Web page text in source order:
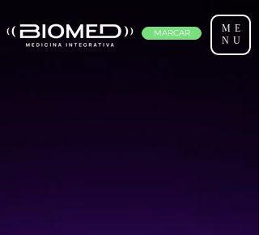
MARCAR
ME
NU